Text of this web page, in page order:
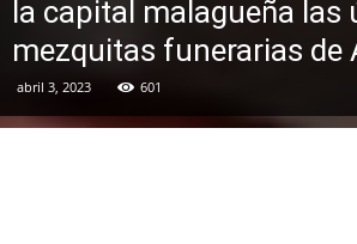
la capital malagueña las
mezquitas funerarias de
abril 3, 2023 601